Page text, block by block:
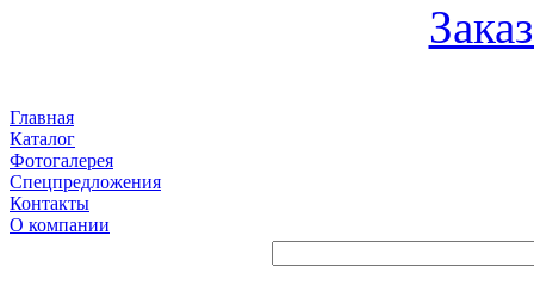
Главная
Каталог
Фотогалерея
Спецпредложения
Контакты
О компании